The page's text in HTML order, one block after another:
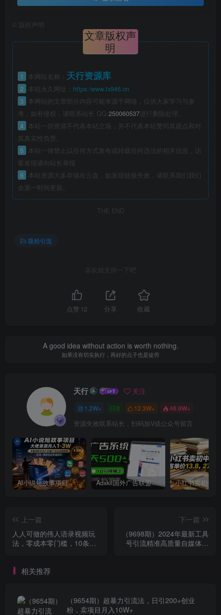
版权声明
文章版权声
明
1 本网站名称： 天行资源库
2 本站永久网址： https:/www.tx946.cn
3
本网站的文章部分内容可能来源于网络，仅供大家学习与参
考，如有侵权，请联系站长 QQ:250060537进行删除处理。
4
本站一切资源不代表本站立场，并不代表本站赞同其观点和对
其真实性负责。
5
本站一律禁止以任何方式发布或转载任何违法的相关信息，访
客发现请向站长举报
6
本站资源大多存储在云盘，如发现链接失效，请联系我们我们
会第一时间更新。
THE END
吸粉引流
喜欢就支持一下吧
点赞 12 分享 收藏
A good idea without action is worth nothing.
如果没有切实执行，再好的点子也是徒劳
天行 关注
1.2W+ 0 12.3W+ 46.9W+
资源失效联系站长，扫码加V或公众号留言
AI小说短故事项目，大佬亲测月入1-3W，零基础教你用AI批量产出优质短故事，实现一稿多吃多渠道变现 Adxkit国外广告联盟系统，一天上500+广告，让你的投放更加高效简单！
上一篇
人人可做的伟人语录视频玩
法，零成本零门槛，10条作
下一篇
（9698期）2024年最新工具
号引流精准高质量自媒体创
相关推荐
（9654期）超暴力引流法，日引200+创业
粉，卖项目月入10W+